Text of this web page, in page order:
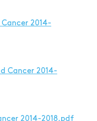
2014-
Cancer 2014-
2014-2018.pdf